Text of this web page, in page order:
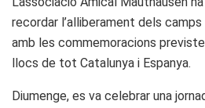
recordar l’alliberament dels
amb les commemoracions
llocs de tot Catalunya i Espanya.
Diumenge, es va celebrar una